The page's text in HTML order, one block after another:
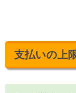
支払いの上